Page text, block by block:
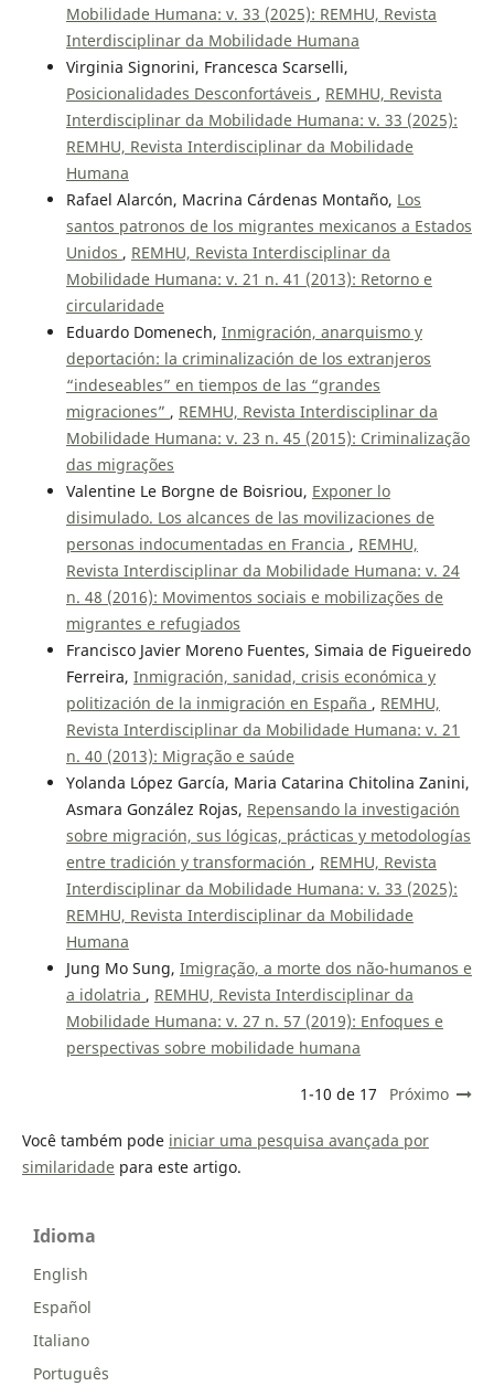
Mobilidade Humana: v. 33 (2025): REMHU, Revista
Interdisciplinar da Mobilidade Humana
Virginia Signorini, Francesca Scarselli,
Posicionalidades Desconfortáveis , REMHU, Revista
Interdisciplinar da Mobilidade Humana: v. 33 (2025):
REMHU, Revista Interdisciplinar da Mobilidade
Humana
Rafael Alarcón, Macrina Cárdenas Montaño, Los
santos patronos de los migrantes mexicanos a Estados
Unidos , REMHU, Revista Interdisciplinar da
Mobilidade Humana: v. 21 n. 41 (2013): Retorno e
circularidade
Eduardo Domenech, Inmigración, anarquismo y
deportación: la criminalización de los extranjeros
“indeseables” en tiempos de las “grandes
migraciones” , REMHU, Revista Interdisciplinar da
Mobilidade Humana: v. 23 n. 45 (2015): Criminalização
das migrações
Valentine Le Borgne de Boisriou, Exponer lo
disimulado. Los alcances de las movilizaciones de
personas indocumentadas en Francia , REMHU,
Revista Interdisciplinar da Mobilidade Humana: v. 24
n. 48 (2016): Movimentos sociais e mobilizações de
migrantes e refugiados
Francisco Javier Moreno Fuentes, Simaia de Figueiredo
Ferreira, Inmigración, sanidad, crisis económica y
politización de la inmigración en España , REMHU,
Revista Interdisciplinar da Mobilidade Humana: v. 21
n. 40 (2013): Migração e saúde
Yolanda López García, Maria Catarina Chitolina Zanini,
Asmara González Rojas, Repensando la investigación
sobre migración, sus lógicas, prácticas y metodologías
entre tradición y transformación , REMHU, Revista
Interdisciplinar da Mobilidade Humana: v. 33 (2025):
REMHU, Revista Interdisciplinar da Mobilidade
Humana
Jung Mo Sung, Imigração, a morte dos não-humanos e
a idolatria , REMHU, Revista Interdisciplinar da
Mobilidade Humana: v. 27 n. 57 (2019): Enfoques e
perspectivas sobre mobilidade humana
1-10 de 17 Próximo
Você também pode iniciar uma pesquisa avançada por
similaridadepara este artigo.
Idioma
English
Español
Italiano
Português